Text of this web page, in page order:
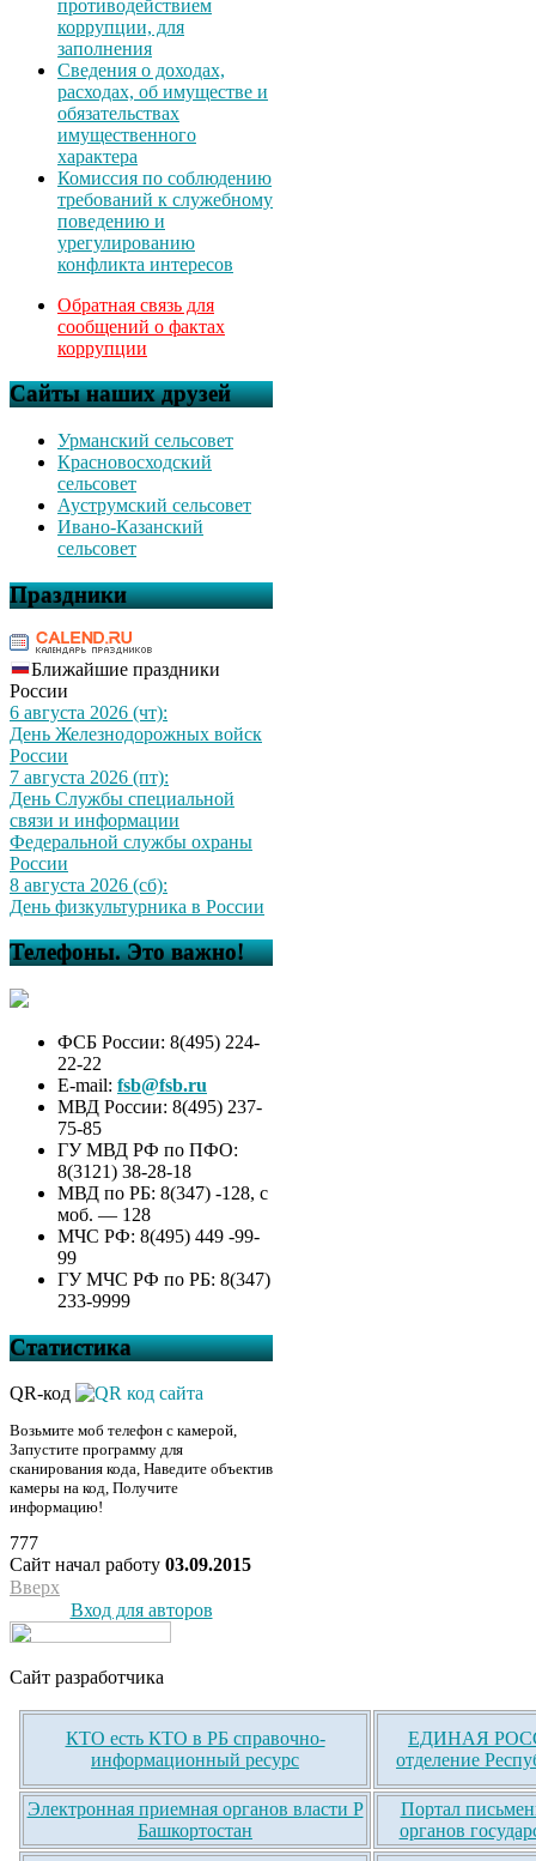
противодействием
коррупции, для
заполнения
Сведения о доходах,
расходах, об имуществе и
обязательствах
имущественного
характера
Комиссия по соблюдению
требований к служебному
поведению и
урегулированию
конфликта интересов
Обратная связь для
сообщений о фактах
коррупции
Сайты наших друзей
Урманский сельсовет
Красновосходский
сельсовет
Ауструмский сельсовет
Ивано-Казанский
сельсовет
Праздники
Ближайшие праздники
России
6 августа 2026 (чт):
День Железнодорожных войск
России
7 августа 2026 (пт):
День Службы специальной
связи и информации
Федеральной службы охраны
России
8 августа 2026 (сб):
День физкультурника в России
Телефоны. Это важно!
ФСБ России: 8(495) 224-
22-22
E-mail: fsb@fsb.ru
МВД России: 8(495) 237-
75-85
ГУ МВД РФ по ПФО:
8(3121) 38-28-18
МВД по РБ: 8(347) -128, с
моб. — 128
МЧС РФ: 8(495) 449 -99-
99
ГУ МЧС РФ по РБ: 8(347)
233-9999
Статистика
QR-код
Возьмите моб телефон с камерой,
Запустите программу для
сканирования кода, Наведите объектив
камеры на код, Получите
информацию!
777
Сайт начал работу 03.09.2015
Вверх
Вход для авторов
Сайт разработчика
КТО есть КТО в РБ справочно-
информационный ресурс
ЕДИНАЯ
отделение
Электронная приемная органов власти Р
Башкортостан
Портал
органов